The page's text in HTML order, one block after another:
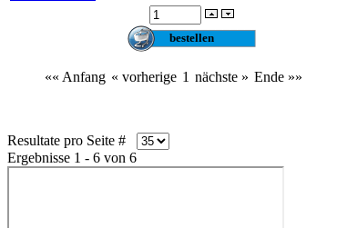
«« Anfang « vorherige 1 nächste » Ende »»
Resultate pro Seite #
Ergebnisse 1 - 6 von 6